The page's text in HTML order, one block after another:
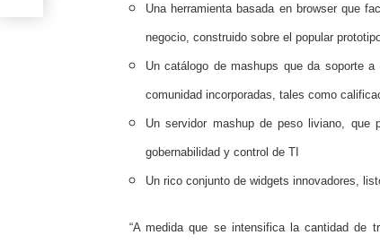
Una herramienta basada en browser que
negocio, construido sobre el popular
Un catálogo de mashups que da soporte
comunidad incorporadas, tales como
Un servidor mashup de peso liviano, que
gobernabilidad y control de TI
Un rico conjunto de widgets innovadores,
“A medida que se intensifica la cantidad de